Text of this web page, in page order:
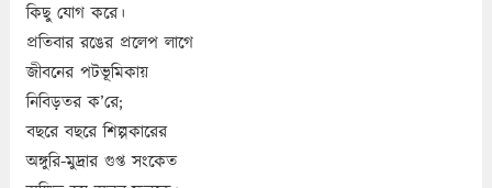
কিছু যোগ করে।
প্রতিবার রঙের প্রলেপ লাগে
জীবনের পটভূমিকায়
নিবিড়তর ক’রে;
বছরে বছরে শিল্পকারের
অঙ্গুরি-মুদ্রার গুপ্ত সংকেত